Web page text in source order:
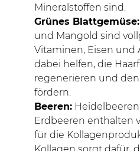
Mineralstoffen sind.
Grünes Blattgemüse:
und Mangold sind
Vitaminen, Eisen und
dabei helfen, die
regenerieren und
fördern.
Beeren:
Erdbeeren enthalten
für die